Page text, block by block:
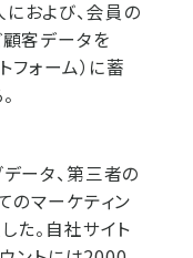
および、会員の
客データを
フォーム）に蓄
ータ、第三者の
のマーケティン
た。自社サイト